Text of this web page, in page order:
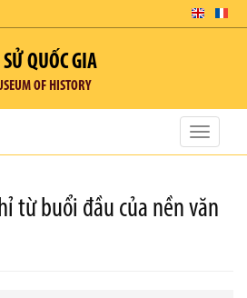
QUỐC GIA
OF HISTORY
Toggle
từ buổi đầu của nền văn